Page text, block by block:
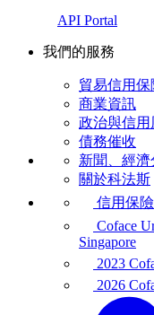
API Portal
我們的服務
貿易信用保
商業資訊
政治與信用
債務催收
新聞、經
關於科法斯
信用保
Coface
Singapore
2023
2026